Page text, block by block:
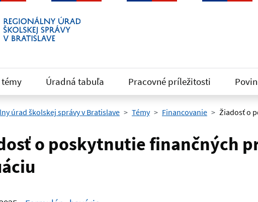
témy Úradná tabuľa Pracovné príležitosti
úrad školskej správy v Bratislave Témy Financovanie Žiadosť o
o poskytnutie finančných